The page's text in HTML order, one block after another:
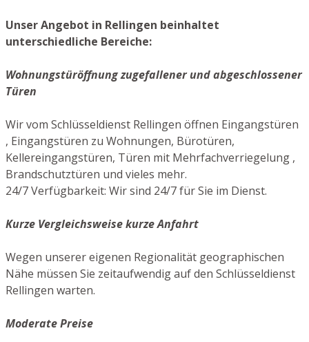
Unser Angebot in Rellingen beinhaltet
unterschiedliche Bereiche:
Wohnungstüröffnung zugefallener und abgeschlossener
Türen
Wir vom Schlüsseldienst Rellingen öffnen Eingangstüren
, Eingangstüren zu Wohnungen, Bürotüren,
Kellereingangstüren, Türen mit Mehrfachverriegelung ,
Brandschutztüren und vieles mehr.
24/7 Verfügbarkeit: Wir sind 24/7 für Sie im Dienst.
Kurze Vergleichsweise kurze Anfahrt
Wegen unserer eigenen Regionalität geographischen
Nähe müssen Sie zeitaufwendig auf den Schlüsseldienst
Rellingen warten.
Moderate Preise